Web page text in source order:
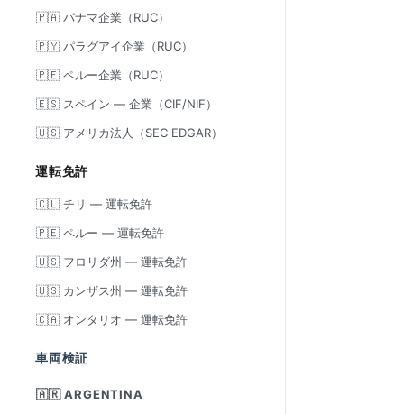
🇵🇦 パナマ企業（RUC）
🇵🇾 パラグアイ企業（RUC）
🇵🇪 ペルー企業（RUC）
🇪🇸 スペイン — 企業（CIF/NIF）
🇺🇸 アメリカ法人（SEC EDGAR）
運転免許
🇨🇱 チリ — 運転免許
🇵🇪 ペルー — 運転免許
🇺🇸 フロリダ州 — 運転免許
🇺🇸 カンザス州 — 運転免許
🇨🇦 オンタリオ — 運転免許
車両検証
🇦🇷 ARGENTINA